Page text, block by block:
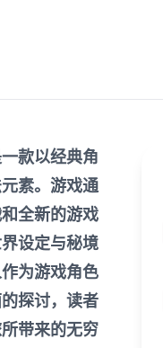
款以经典角
素。游戏通
全新的游戏
设定与秘境
为游戏角色
探讨，读者
带来的无穷